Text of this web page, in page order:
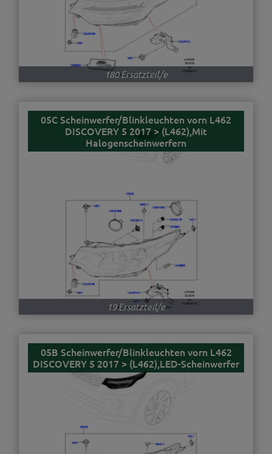
180 Ersatzteil/e
05C Scheinwerfer/Blinkleuchten vorn L462
DISCOVERY 5 2017 > (L462),Mit
Halogenscheinwerfern
19 Ersatzteil/e
05B Scheinwerfer/Blinkleuchten vorn L462
DISCOVERY 5 2017 > (L462),LED-Scheinwerfer